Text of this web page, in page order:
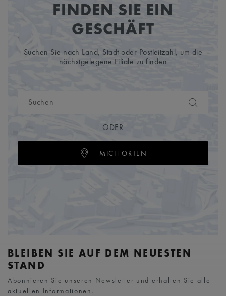
FINDEN SIE EIN
GESCHÄFT
Suchen Sie nach Land, Stadt oder Postleitzahl, um die
nächstgelegene Filiale zu finden
ODER
MICH ORTEN
BLEIBEN SIE AUF DEM NEUESTEN
STAND
Abonnieren Sie unseren Newsletter und erhalten Sie alle
aktuellen Informationen.